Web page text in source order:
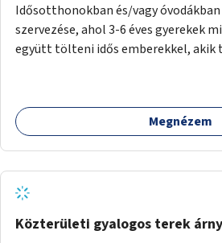
Idősotthonokban és/vagy
szervezése, ahol 3-6 éves gyerekek
együtt tölteni idős emberekkel, akik
Megnézem
Közterületi gyalogos terek